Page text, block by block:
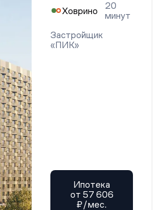
Ховрино
20
минут
Застройщик
«ПИК»
Ипотека
от 57 606
₽/мес.